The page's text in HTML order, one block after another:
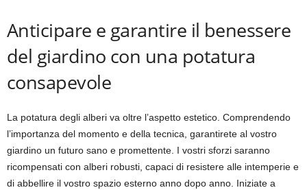
Anticipare e garantire il benessere
del giardino con una potatura
consapevole
La potatura degli alberi va oltre l’aspetto estetico. Comprendendo
l’importanza del momento e della tecnica, garantirete al vostro
giardino un futuro sano e promettente. I vostri sforzi saranno
ricompensati con alberi robusti, capaci di resistere alle intemperie e
di abbellire il vostro spazio esterno anno dopo anno. Iniziate a